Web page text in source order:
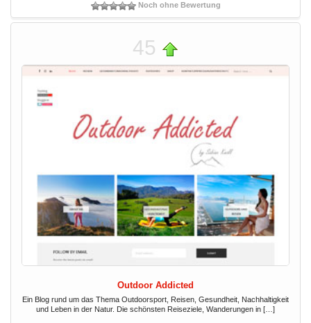
Noch ohne Bewertung
45
Outdoor Addicted
Ein Blog rund um das Thema Outdoorsport, Reisen, Gesundheit, Nachhaltigkeit
und Leben in der Natur. Die schönsten Reiseziele, Wanderungen in […]